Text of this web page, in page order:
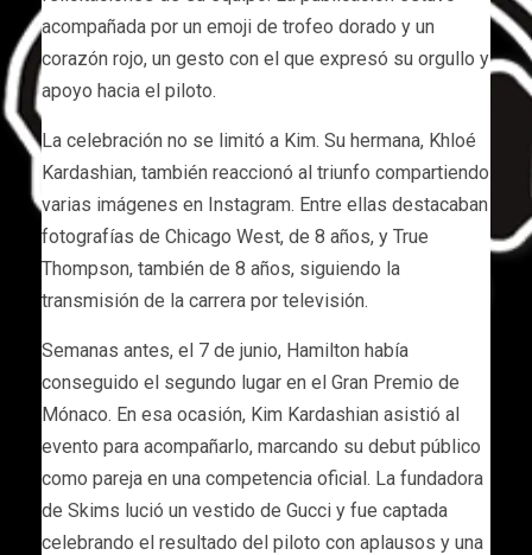
acompañada por un emoji de trofeo dorado y un
corazón rojo, un gesto con el que expresó su orgullo y
apoyo hacia el piloto.
La celebración no se limitó a Kim. Su hermana, Khloé
Kardashian, también reaccionó al triunfo compartiendo
varias imágenes en Instagram. Entre ellas destacaban
fotografías de Chicago West, de 8 años, y True
Thompson, también de 8 años, siguiendo la
transmisión de la carrera por televisión.
Semanas antes, el 7 de junio, Hamilton había
conseguido el segundo lugar en el Gran Premio de
Mónaco. En esa ocasión, Kim Kardashian asistió al
evento para acompañarlo, marcando su debut público
como pareja en una competencia oficial. La fundadora
de Skims lució un vestido de Gucci y fue captada
celebrando el resultado del piloto con aplausos y una